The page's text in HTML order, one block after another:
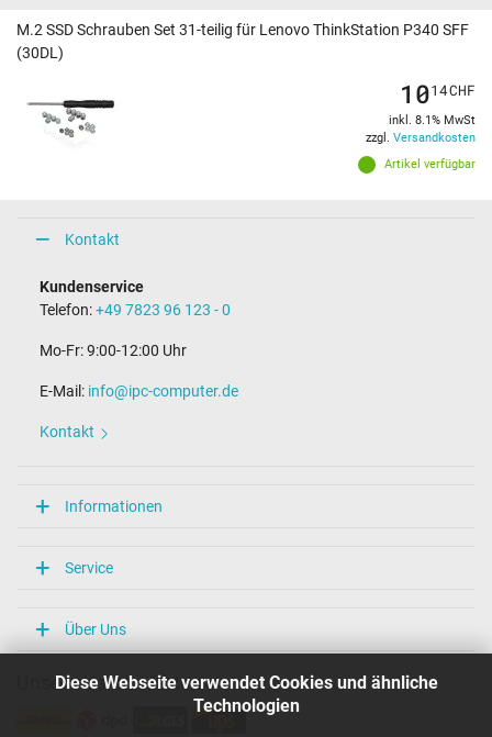
Diese Webseite verwendet Cookies und ähnliche
Technologien
M.2 SSD Schrauben Set 31-teilig für Lenovo ThinkStation P340 SFF
(30DL)
Artikel verfügbar
1014CHF
inkl. 8.1% MwSt
zzgl. Versandkosten
Kontakt
Kundenservice
Telefon:+49 7823 96 123 - 0
Mo-Fr: 9:00-12:00 Uhr
E-Mail: info@ipc-computer.de
Kontakt
Informationen
Service
Über Uns
Unsere Versandarten